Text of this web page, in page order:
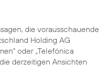
die vorausschauende
Holding AG
oder „Telefónica
derzeitigen Ansichten